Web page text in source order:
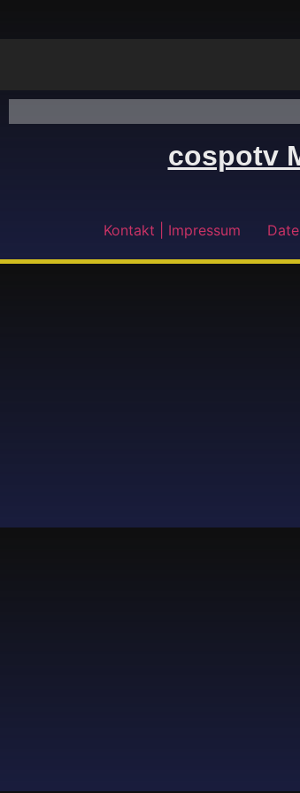
cospotv
Kontakt | Impressum